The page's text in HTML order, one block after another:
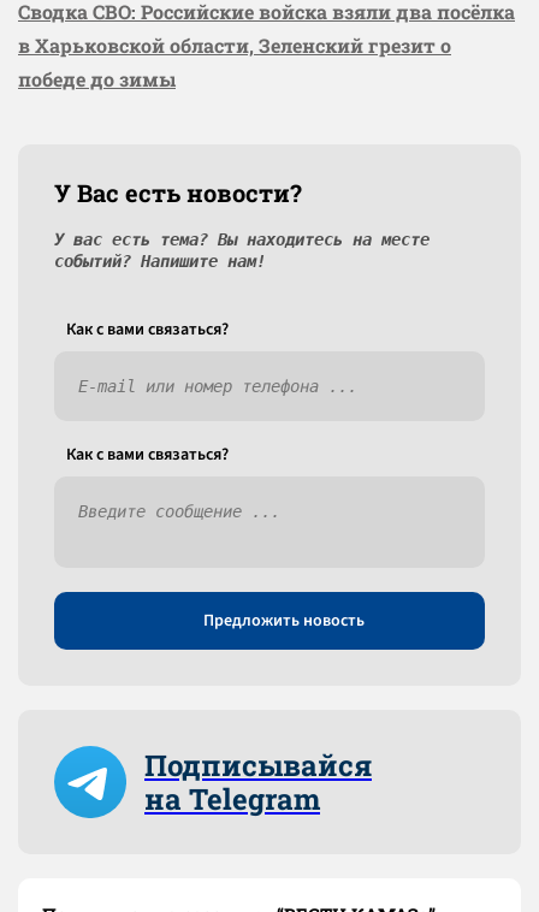
Сводка СВО: Российские войска взяли два посёлка
в Харьковской области, Зеленский грезит о
победе до зимы
У Вас есть новости?
У вас есть тема? Вы находитесь на месте
событий? Напишите нам!
Как c вами связаться?
Как c вами связаться?
Предложить новость
Подписывайся
на Telegram